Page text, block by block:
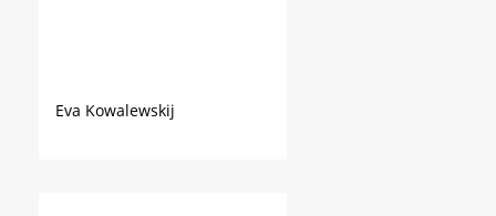
Eva Kowalewskij